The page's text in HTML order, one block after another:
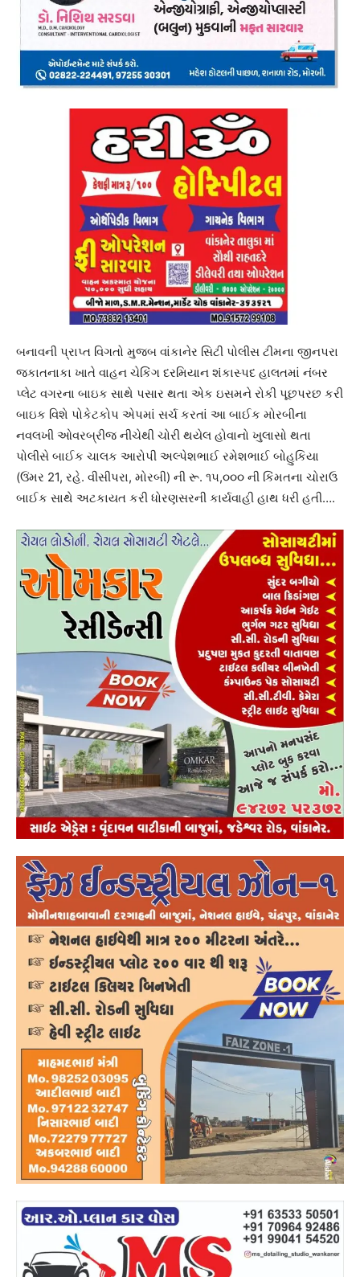
બનાવની પ્રાપ્ત વિગતો મુજબ વાંકાનેર સિટી પોલીસ ટીમના જીનપરા
જકાતનાકા ખાતે વાહન ચેકિંગ દરમિયાન શંકાસ્પદ હાલતમાં નંબર
પ્લેટ વગરના બાઇક સાથે પસાર થતા એક ઇસમને રોકી પૂછપરછ કરી
બાઇક વિશે પોકેટકોપ એપમાં સર્ચ કરતાં આ બાઈક મોરબીના
નવલખી ઓવરબ્રીજ નીચેથી ચોરી થયેલ હોવાનો ખુલાસો થતા
પોલીસે બાઈક ચાલક આરોપી અલ્પેશભાઈ રમેશભાઈ બોહુકિયા
(ઉંમર 21, રહે. વીસીપરા, મોરબી) ની રૂ. ૧૫,૦૦૦ ની કિંમતના ચોરાઉ
બાઈક સાથે અટકાયત કરી ધોરણસરની કાર્યવાહી હાથ ધરી હતી….